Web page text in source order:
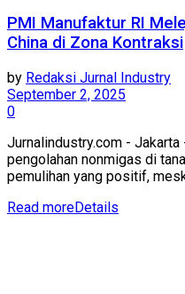
PMI Manufaktur RI
China di Zona Kontraksi
by Redaksi Jurnal Industry
September 2, 2025
0
Jurnalindustry.com -
pengolahan nonmigas di
pemulihan yang positif,
Read moreDetails